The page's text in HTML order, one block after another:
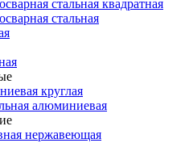
стальная квадратная
стальная
круглая
алюминиевая
нержавеющая